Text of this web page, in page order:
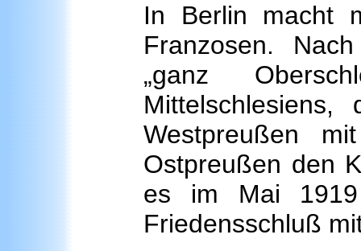
In Berlin macht
Franzosen.
„ganz
Westpreußen
Ostpreußen den
es im Mai
Friedensschluß